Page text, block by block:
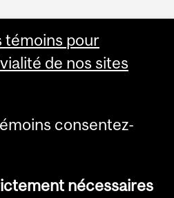
témoins pour
de nos sites
consentez-
nécessaires